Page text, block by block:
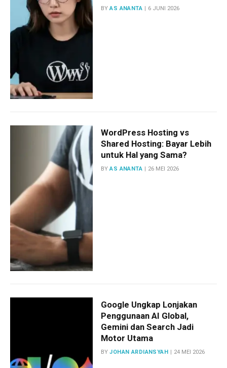
BY AS ANANTA 6 JUNI 2026
WordPress Hosting vs
Shared Hosting: Bayar Lebih
untuk Hal yang Sama?
BY AS ANANTA 26 MEI 2026
Google Ungkap Lonjakan
Penggunaan AI Global,
Gemini dan Search Jadi
Motor Utama
BY JOHAN ARDIANSYAH 24 MEI 2026